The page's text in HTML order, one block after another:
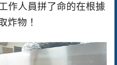
作人員拼了命的在根據
炸物！